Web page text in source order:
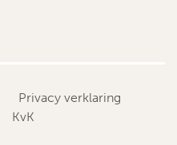
Privacy verklaring
KvK